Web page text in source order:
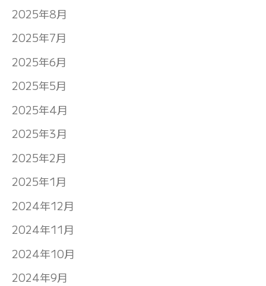
2025年8月
2025年7月
2025年6月
2025年5月
2025年4月
2025年3月
2025年2月
2025年1月
2024年12月
2024年11月
2024年10月
2024年9月